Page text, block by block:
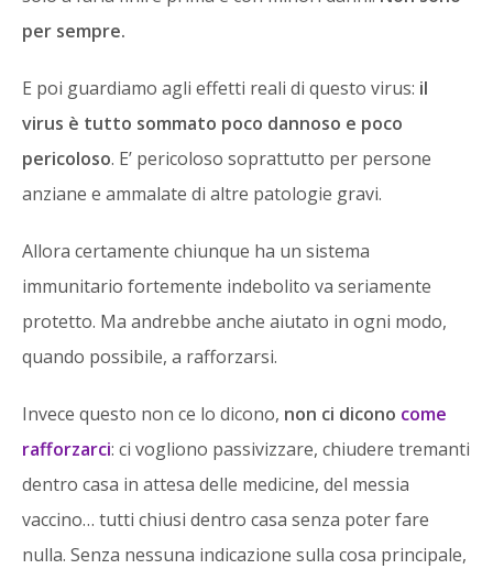
per sempre.
E poi guardiamo agli effetti reali di questo virus: il
virus è tutto sommato poco dannoso e poco
pericoloso. E’ pericoloso soprattutto per persone
anziane e ammalate di altre patologie gravi.
Allora certamente chiunque ha un sistema
immunitario fortemente indebolito va seriamente
protetto. Ma andrebbe anche aiutato in ogni modo,
quando possibile, a rafforzarsi.
Invece questo non ce lo dicono, non ci dicono come
rafforzarci: ci vogliono passivizzare, chiudere tremanti
dentro casa in attesa delle medicine, del messia
vaccino… tutti chiusi dentro casa senza poter fare
nulla. Senza nessuna indicazione sulla cosa principale,